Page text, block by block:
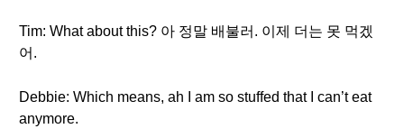
Tim: What about this? 아 정말 배불러. 이제 더는 못 먹겠
어.
Debbie: Which means, ah I am so stuffed that I can’t eat
anymore.